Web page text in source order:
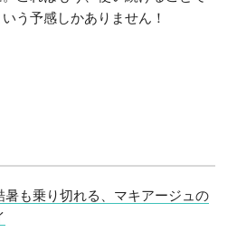
う予感しかありません！
も乗り切れる、マキアージュの